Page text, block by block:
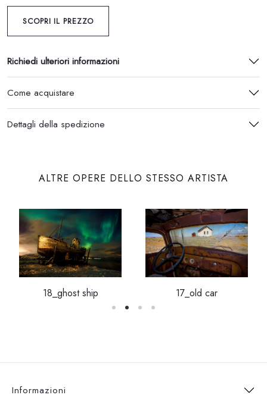
SCOPRI IL PREZZO
Richiedi ulteriori informazioni
Come acquistare
Dettagli della spedizione
ALTRE OPERE DELLO STESSO ARTISTA
18_ghost ship 17_old car
Informazioni